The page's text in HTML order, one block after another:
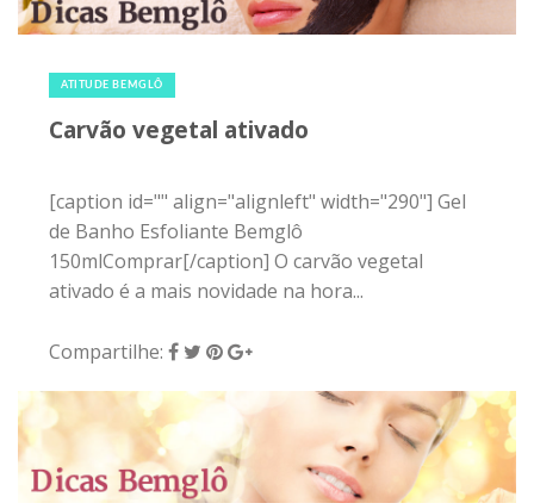
ATITUDE BEMGLÔ
Carvão vegetal ativado
[caption id="" align="alignleft" width="290"] Gel
de Banho Esfoliante Bemglô
150mlComprar[/caption] O carvão vegetal
ativado é a mais novidade na hora...
Compartilhe: